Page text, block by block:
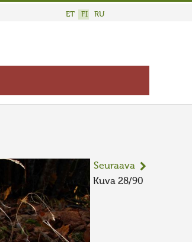
ET FI RU
Seuraava
Kuva 28/90